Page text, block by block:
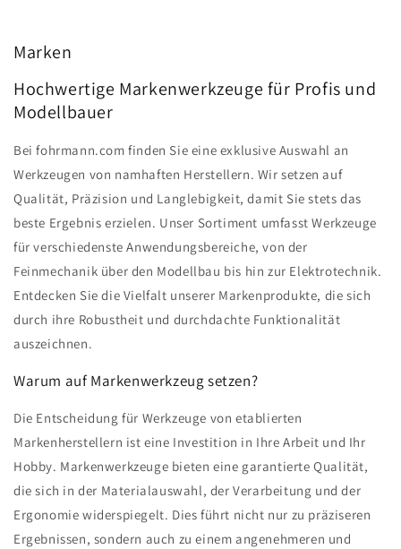
Marken
Hochwertige Markenwerkzeuge für Profis und
Modellbauer
Bei fohrmann.com finden Sie eine exklusive Auswahl an
Werkzeugen von namhaften Herstellern. Wir setzen auf
Qualität, Präzision und Langlebigkeit, damit Sie stets das
beste Ergebnis erzielen. Unser Sortiment umfasst Werkzeuge
für verschiedenste Anwendungsbereiche, von der
Feinmechanik über den Modellbau bis hin zur Elektrotechnik.
Entdecken Sie die Vielfalt unserer Markenprodukte, die sich
durch ihre Robustheit und durchdachte Funktionalität
auszeichnen.
Warum auf Markenwerkzeug setzen?
Die Entscheidung für Werkzeuge von etablierten
Markenherstellern ist eine Investition in Ihre Arbeit und Ihr
Hobby. Markenwerkzeuge bieten eine garantierte Qualität,
die sich in der Materialauswahl, der Verarbeitung und der
Ergonomie widerspiegelt. Dies führt nicht nur zu präziseren
Ergebnissen, sondern auch zu einem angenehmeren und